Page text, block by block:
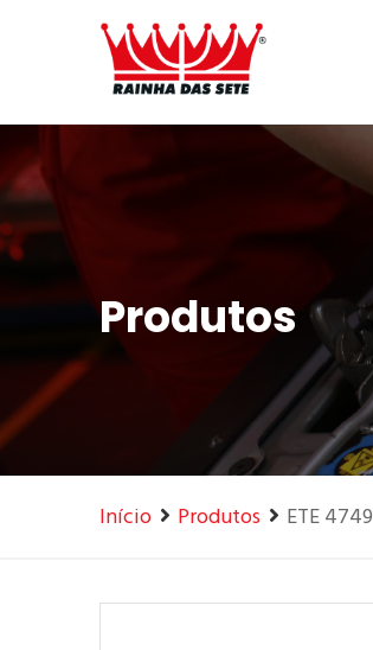
Home Produtos
Produtos
Início Produtos ETE 4749